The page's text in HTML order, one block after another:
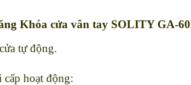
Khóa cửa vân tay SOLITY GA-
tự động.
cấp hoạt động: